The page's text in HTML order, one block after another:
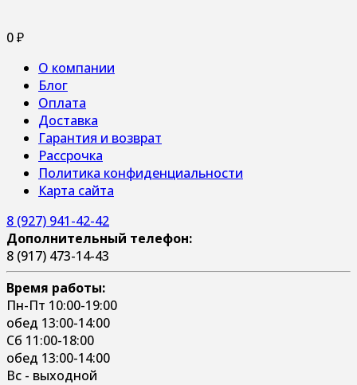
0₽
О компании
Блог
Оплата
Доставка
Гарантия и возврат
Рассрочка
Политика конфиденциальности
Карта сайта
8 (927) 941-42-42
Дополнительный телефон:
8 (917) 473-14-43
Время работы:
Пн-Пт 10:00-19:00
обед 13:00-14:00
Сб 11:00-18:00
обед 13:00-14:00
Вс - выходной